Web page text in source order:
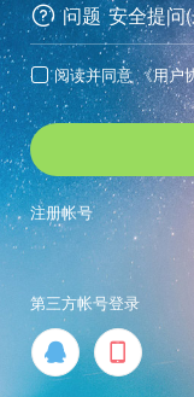
 问题 安全提问
 阅读并同意 《用户
注册帐号
第三方帐号登录
 